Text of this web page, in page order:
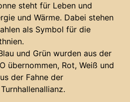
steht für Leben und
und Wärme. Dabei stehen
als Symbol für die
und Grün wurden aus der
übernommen, Rot, Weiß und
der Fahne der